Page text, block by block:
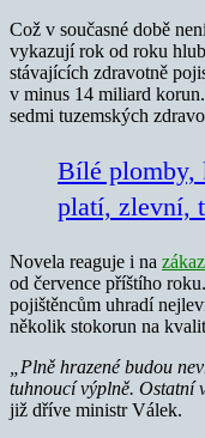
Což v současné době
vykazují rok od roku
stávajících zdravotně
v minus 14 miliard
sedmi tuzemských
Bílé plomby,
platí, zlevní,
Novela reaguje i na
od července příštího
pojištěncům uhradí
několik stokorun na
„Plně hrazené budou
tuhnoucí výplně. Ostatní
již dříve ministr Válek.